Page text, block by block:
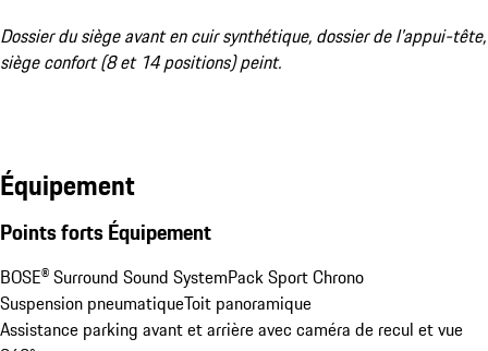
Dossier du siège avant en cuir synthétique, dossier de l'appui-tête,
siège confort (8 et 14 positions) peint.
Équipement
Points forts Équipement
BOSE® Surround Sound SystemPack Sport Chrono
Suspension pneumatiqueToit panoramique
Assistance parking avant et arrière avec caméra de recul et vue